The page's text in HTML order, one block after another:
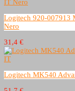
Logitech 920-007913
Nero
31,4 €
Logitech MK540